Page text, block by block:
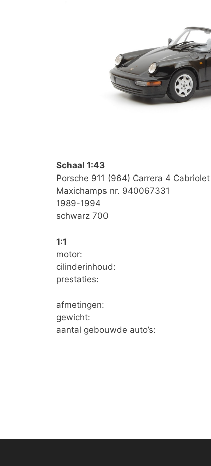
Schaal 1:43
Porsche 911 (964) Carrera 4 Cabriolet
Maxichamps nr. 940067331
1989-1994
schwarz 700
1:1
motor:
cilinderinhoud:
prestaties:
afmetingen:
gewicht:
aantal gebouwde auto’s: